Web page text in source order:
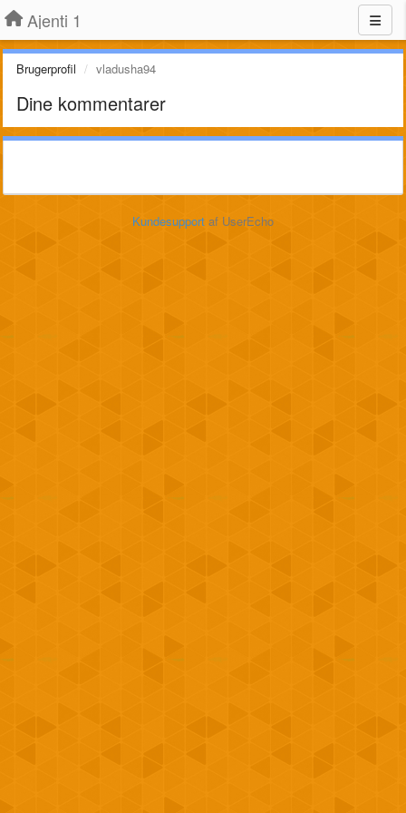
Ajenti 1
Brugerprofil vladusha94
Dine kommentarer
Kundesupport af UserEcho